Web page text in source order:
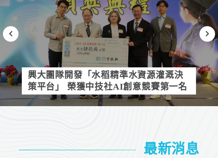
興大團隊開發「水稻精準水資源灌溉決
策平台」 榮獲中技社AI創意競賽第一名
最新消息